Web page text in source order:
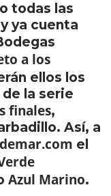
todas las
ya cuenta
a los
ellos los
la serie
finales,
Así, a
el
Azul Marino.